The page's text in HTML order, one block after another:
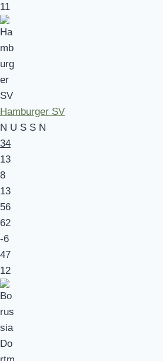
11
Hamburger SV
N U S S N
34
13
8
13
56
62
-6
47
12